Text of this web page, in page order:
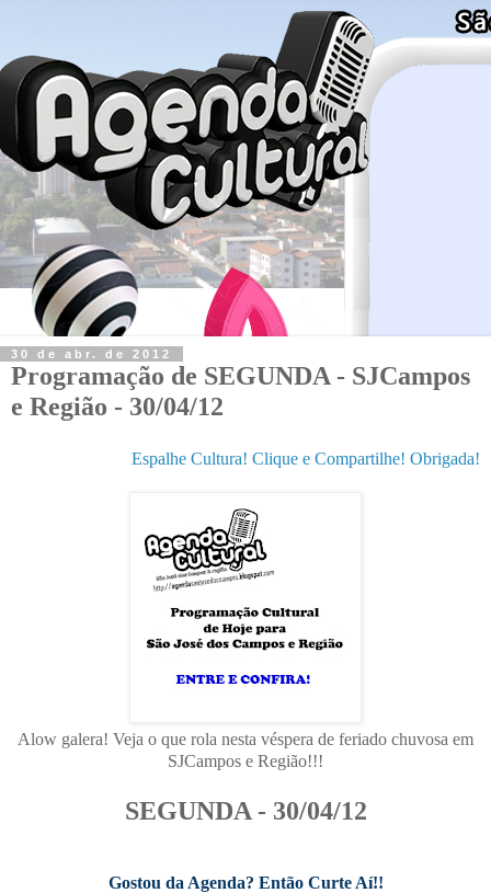
30 de abr. de 2012
Programação de SEGUNDA - SJCampos
e Região - 30/04/12
Espalhe Cultura! Clique e Compartilhe! Obrigada!
Alow galera! Veja o que rola nesta véspera de feriado chuvosa em
SJCampos e Região!!!
SEGUNDA - 30/04/12
Gostou da Agenda? Então Curte Aí!!